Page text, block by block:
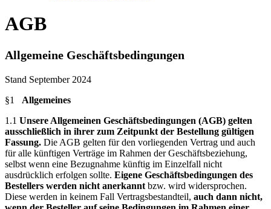
AGB
Allgemeine Geschäftsbedingungen
Stand September 2024
§1 Allgemeines
1.1 Unsere Allgemeinen Geschäftsbedingungen (AGB) gelten
ausschließlich in ihrer zum Zeitpunkt der Bestellung gültigen
Fassung. Die AGB gelten für den vorliegenden Vertrag und auch
für alle künftigen Verträge im Rahmen der Geschäftsbeziehung,
selbst wenn eine Bezugnahme künftig im Einzelfall nicht
ausdrücklich erfolgen sollte. Eigene Geschäftsbedingungen des
Bestellers werden nicht anerkannt bzw. wird widersprochen.
Diese werden in keinem Fall Vertragsbestandteil, auch dann nicht,